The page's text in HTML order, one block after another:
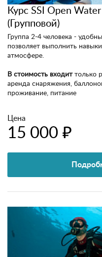
Курс SSI Open
(Групповой)
Группа 2-4 человека -
позволяет выполнить
атмосфере.
В стоимость входиттолько
аренда снаряжения,
проживание, питание
Цена
15 000 ₽